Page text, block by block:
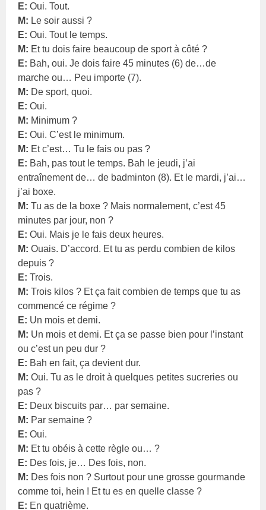
E: Oui. Tout.
M: Le soir aussi ?
E: Oui. Tout le temps.
M: Et tu dois faire beaucoup de sport à côté ?
E: Bah, oui. Je dois faire 45 minutes (6) de…de
marche ou… Peu importe (7).
M: De sport, quoi.
E: Oui.
M: Minimum ?
E: Oui. C’est le minimum.
M: Et c’est… Tu le fais ou pas ?
E: Bah, pas tout le temps. Bah le jeudi, j’ai
entraînement de… de badminton (8). Et le mardi, j’ai…
j’ai boxe.
M: Tu as de la boxe ? Mais normalement, c’est 45
minutes par jour, non ?
E: Oui. Mais je le fais deux heures.
M: Ouais. D’accord. Et tu as perdu combien de kilos
depuis ?
E: Trois.
M: Trois kilos ? Et ça fait combien de temps que tu as
commencé ce régime ?
E: Un mois et demi.
M: Un mois et demi. Et ça se passe bien pour l’instant
ou c’est un peu dur ?
E: Bah en fait, ça devient dur.
M: Oui. Tu as le droit à quelques petites sucreries ou
pas ?
E: Deux biscuits par… par semaine.
M: Par semaine ?
E: Oui.
M: Et tu obéis à cette règle ou… ?
E: Des fois, je… Des fois, non.
M: Des fois non ? Surtout pour une grosse gourmande
comme toi, hein ! Et tu es en quelle classe ?
E: En quatrième.